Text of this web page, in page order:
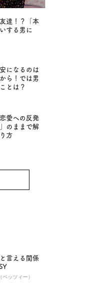
達！？「本
する男に
になるのは
ら！では男
とは？
愛への反発
のままで解
方
言える関係
ベッツィー）